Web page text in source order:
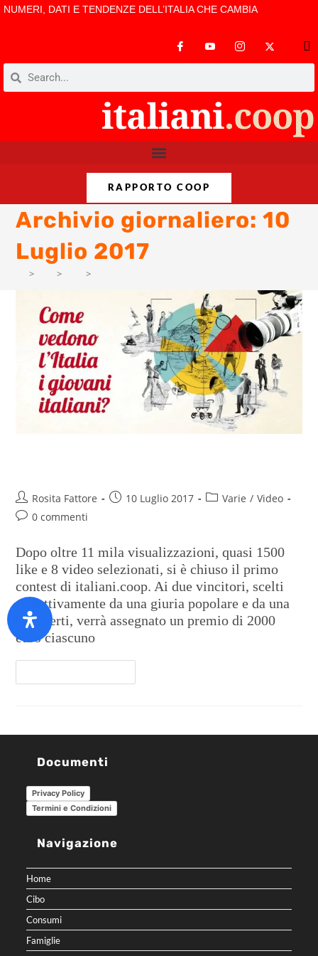
NUMERI, DATI E TENDENZE DELL’ITALIA CHE CAMBIA
RAPPORTO COOP
Archivio giornaliero: 10
Luglio 2017
> > >
Rosita Fattore 10 Luglio 2017 Varie / Video
0 commenti
Dopo oltre 11 mila visualizzazioni, quasi 1500
like e 8 video selezionati, si è chiuso il primo
contest di italiani.coop. Ai due vincitori, scelti
rispettivamente da una giuria popolare e da una
di esperti, verrà assegnato un premio di 2000
euro ciascuno
Documenti
Privacy Policy
Termini e Condizioni
Navigazione
Home
Cibo
Consumi
Famiglie